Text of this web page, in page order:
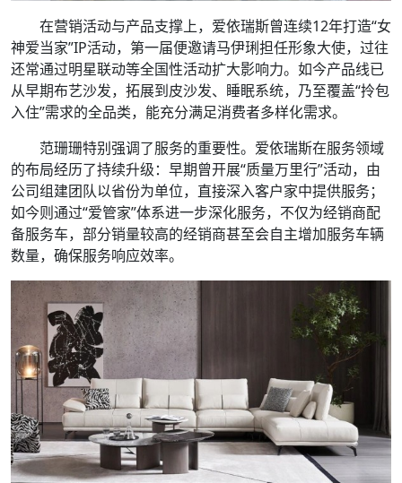
在营销活动与产品支撑上，爱依瑞斯曾连续12年打造“女
神爱当家”IP活动，第一届便邀请马伊琍担任形象大使，过往
还常通过明星联动等全国性活动扩大影响力。如今产品线已
从早期布艺沙发，拓展到皮沙发、睡眠系统，乃至覆盖“拎包
入住”需求的全品类，能充分满足消费者多样化需求。
范珊珊特别强调了服务的重要性。爱依瑞斯在服务领域
的布局经历了持续升级：早期曾开展“质量万里行”活动，由
公司组建团队以省份为单位，直接深入客户家中提供服务；
如今则通过“爱管家”体系进一步深化服务，不仅为经销商配
备服务车，部分销量较高的经销商甚至会自主增加服务车辆
数量，确保服务响应效率。